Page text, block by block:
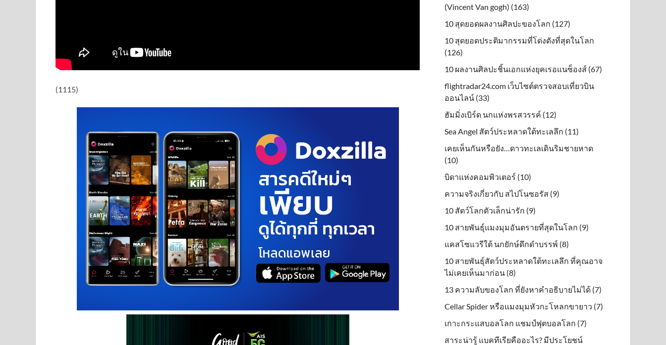
(1115)
(Vincent Van gogh) (163)
10 สุดยอดผลงานศิลปะของโลก (127)
10 สุดยอดประติมากรรมที่โด่งดังที่สุดในโลก
(126)
10 ผลงานศิลปะชิ้นเอกแห่งยุคเรอแนซ็องส์ (67)
flightradar24.com เว็บไซต์ตรวจสอบเที่ยวบิน
ออนไลน์ (33)
ฮัมมิ่งเบิร์ด นกแห่งพรสวรรค์ (12)
Sea Angel สัตว์ประหลาดใต้ทะเลลึก (11)
เคยเห็นกันหรือยัง…ดาวทะเลเดินริมชายหาด
(10)
บิดาแห่งคอมพิวเตอร์ (10)
ความจริงเกี่ยวกับ สไปโนซอรัส (9)
10 สัตว์โลกตัวเล็กน่ารัก (9)
10 สายพันธุ์แมงมุมอันตรายที่สุดในโลก (9)
แคสโซแวรีใต้ นกยักษ์ดึกดําบรรพ์ (8)
10 สายพันธุ์สัตว์ประหลาดใต้ทะเลลึก ที่คุณอาจ
ไม่เคยเห็นมาก่อน (8)
13 ความลับของโลก ที่ยังหาคำอธิบายไม่ได้ (7)
Cellar Spider หรือแมงมุมหัวกะโหลกขายาว (7)
เกาะกระแสบอลโลก แชมป์ฟุตบอลโลก (7)
สาระน่ารู้ แบคทีเรียคืออะไร? มีประโยชน์